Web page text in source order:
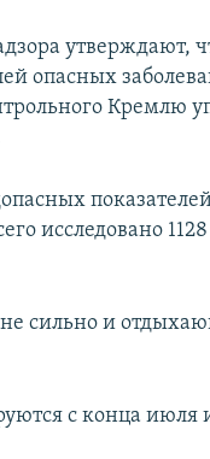
утверждают,
опасных
Кремлю
исследовано
не сильно и
с конца июля и